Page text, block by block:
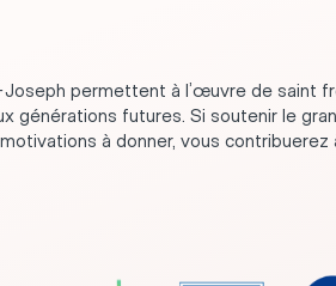
Joseph permettent à l’œuvre de saint
générations futures. Si soutenir le
à donner, vous contribuerez